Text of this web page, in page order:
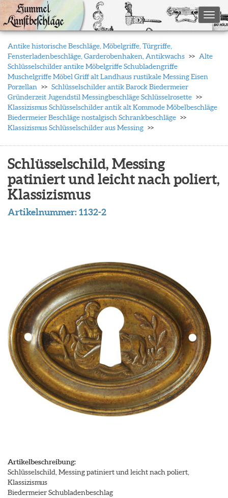
Antike historische Beschläge, Möbelgriffe, Türgriffe,
Fensterladenbeschläge, Garderobenhaken, Antikwachs
Alte
Schlüsselschilder antike Möbelgriffe Schubladengriffe
Muschelgriffe Möbel Griff alt Landhaus rustikale Messing Eisen
Porzellan
Schlüsselschilder antik Barock Biedermeier
Gründerzeit Jugendstil Messingbeschläge Schlüsselrosette
Klassizismus Schlüsselschilder antik alt Kommode Möbelbeschläge
Biedermeier Beschläge nostalgisch Schrankbeschläge
Klassizismus Schlüsselschilder aus Messing
Schlüsselschild, Messing
patiniert und leicht nach poliert,
Klassizismus
Artikelnummer:1132-2
Artikelbeschreibung:
Schlüsselschild, Messing patiniert und leicht nach poliert,
Klassizismus
Biedermeier Schubladenbeschlag